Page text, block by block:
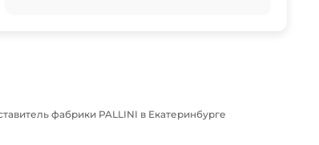
фабрики PALLINI в Екатеринбурге